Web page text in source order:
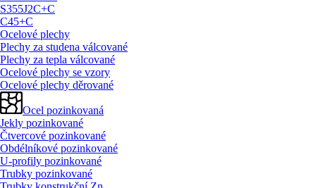
S355J2C+C
C45+C
Ocelové plechy
Plechy za studena válcované
Plechy za tepla válcované
Ocelové plechy se vzory
Ocelové plechy děrované
Ocel pozinkovaná
Jekly pozinkované
Čtvercové pozinkované
Obdélníkové pozinkované
U-profily pozinkované
Trubky pozinkované